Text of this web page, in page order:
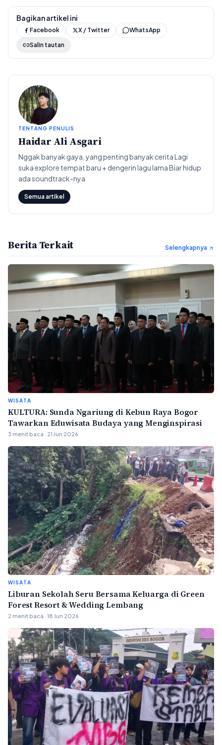
Bagikan artikel ini
Facebook X / Twitter
WhatsApp
Salin tautan
TENTANG PENULIS
Haidar Ali Asgari
Nggak banyak gaya, yang penting banyak cerita Lagi
suka explore tempat baru + dengerin lagu lama Biar hidup
ada soundtrack-nya
Semua artikel
Berita Terkait Selengkapnya
WISATA
KULTURA: Sunda Ngariung di Kebun Raya Bogor
Tawarkan Eduwisata Budaya yang Menginspirasi
3 menit baca · 21 Jun 2026
WISATA
Liburan Sekolah Seru Bersama Keluarga di Green
Forest Resort & Wedding Lembang
2 menit baca · 18 Jun 2026